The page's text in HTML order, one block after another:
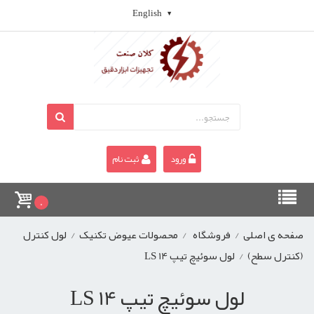
English
ورود ثبت نام
0
صفحه ی اصلی / فروشگاه / محصولات عیوض تکنیک / لول کنترل
(کنترل سطح) / لول سوئیچ تیپ LS 14
لول سوئیچ تیپ LS 14